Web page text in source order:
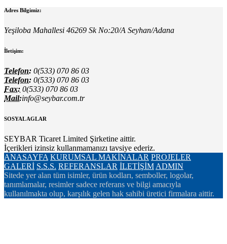
Adres Bilgimiz:
Yeşiloba Mahallesi 46269 Sk No:20/A Seyhan/Adana
İletişim:
Telefon: 0(533) 070 86 03
Telefon: 0(533) 070 86 03
Fax: 0(533) 070 86 03
Mail:info@seybar.com.tr
SOSYAL AGLAR
SEYBAR Ticaret Limited Şirketine aittir.
İçerikleri izinsiz kullanmamanızı tavsiye ederiz.
ANASAYFA KURUMSAL MAKİNALAR PROJELER
GALERİ S.S.S. REFERANSLAR İLETİŞİM ADMIN
Sitede yer alan tüm isimler, ürün kodları, semboller, logolar,
tanımlamalar, resimler sadece referans ve bilgi amacıyla
kullanılmakta olup, karşılık gelen hak sahibi üretici firmalara aittir.